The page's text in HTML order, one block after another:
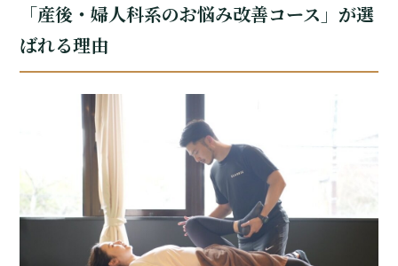
「産後・婦人科系のお悩み改善コース」が選
ばれる理由